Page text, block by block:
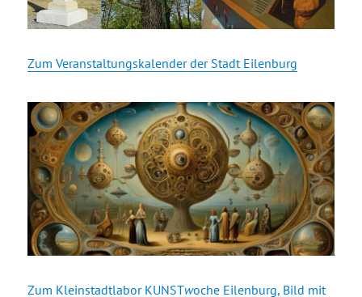
Zum Veranstaltungskalender der Stadt Eilenburg
Zum Kleinstadtlabor KUNSTwoche Eilenburg, Bild mit